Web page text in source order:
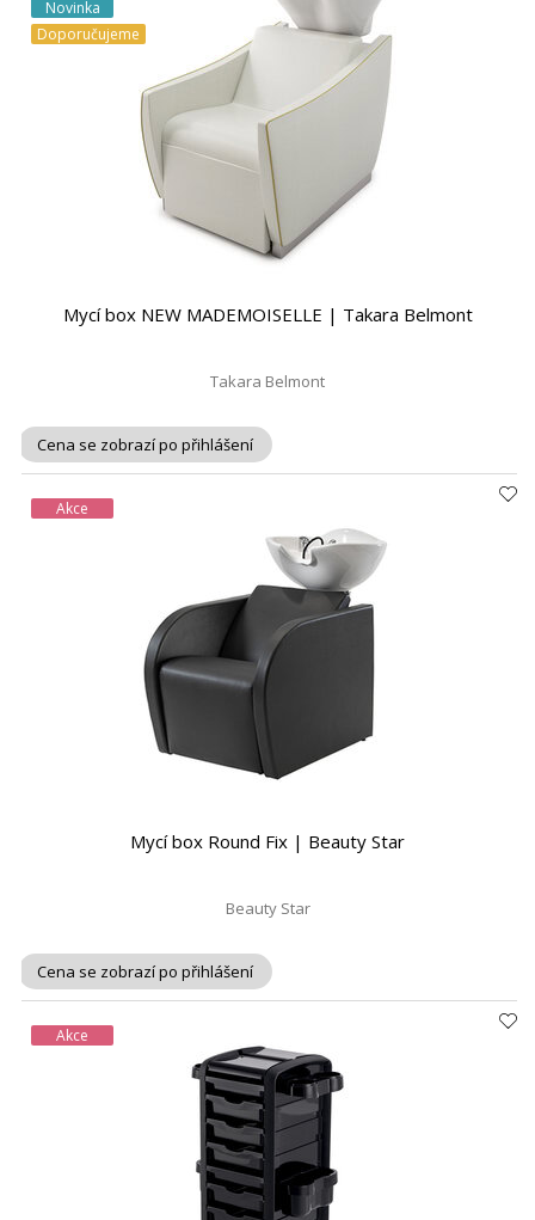
Novinka
Doporučujeme
Mycí box NEW MADEMOISELLE | Takara Belmont
Takara Belmont
Cena se zobrazí po přihlášení
Akce
Mycí box Round Fix | Beauty Star
Beauty Star
Cena se zobrazí po přihlášení
Akce